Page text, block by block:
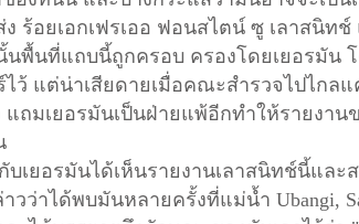
ง ร้อยเอกเฟรเออ ฟอนสไตน์ ซู เลาสนิท
พื้นที่แถบนี้ถูกครอบ ครองโดยเยอรมัน
ว้ แต่น่าเสียดายเมื่อคณะสำรวจไปไกล
ถมเยอรมันเป็นฝ่ายแพ้อีกทำให้รายงาน
บเยอรมันได้เห็นรายงานเลาสนิทช์นี้แล
วว่าได้พบมันหลายครั้งที่แม่น้ำ Ubangi,